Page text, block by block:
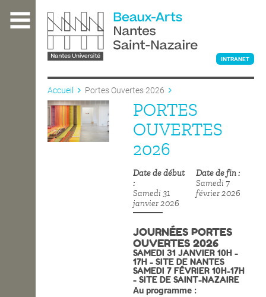
contenu
L'ÉCOLE
INTRANET
Accueil Portes Ouvertes 2026
PORTES
OUVERTES
2026
Date de début
Samedi 31
janvier 2026
Date de fin
Samedi 7
février 2026
JOURNÉES PORTES
OUVERTES 2026
SAMEDI 31 JANVIER 10H -
17H - SITE DE NANTES
SAMEDI 7 FÉVRIER 10H-17H
- SITE DE SAINT-NAZAIRE
Au programme :